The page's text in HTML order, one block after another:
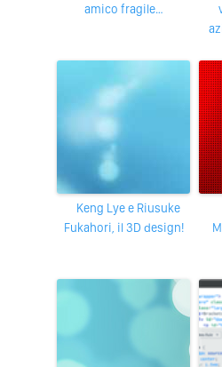
amico fragile…
Keng Lye e Riusuke
Fukahori, il 3D design!